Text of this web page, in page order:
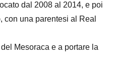
dal 2008 al 2014, e poi
una parentesi al Real
Mesoraca e a portare la